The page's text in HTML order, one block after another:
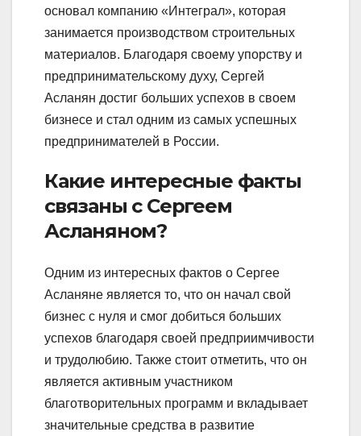
основал компанию «Интеграл», которая
занимается производством строительных
материалов. Благодаря своему упорству и
предпринимательскому духу, Сергей
Асланян достиг больших успехов в своем
бизнесе и стал одним из самых успешных
предпринимателей в России.
Какие интересные факты
связаны с Сергеем
Асланяном?
Одним из интересных фактов о Сергее
Асланяне является то, что он начал свой
бизнес с нуля и смог добиться больших
успехов благодаря своей предприимчивости
и трудолюбию. Также стоит отметить, что он
является активным участником
благотворительных программ и вкладывает
значительные средства в развитие